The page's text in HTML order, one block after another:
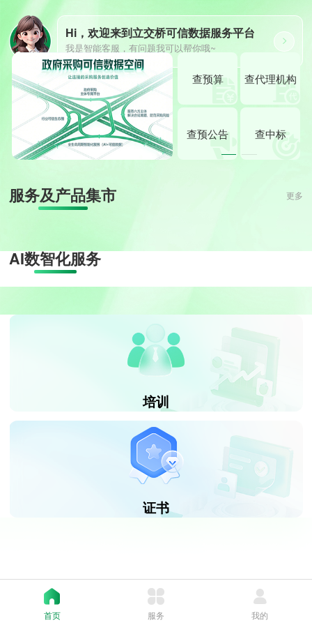
Hi，欢迎来到立交桥可信数据服务平台
我是智能客服，有问题我可以帮你哦~
查预算
查预公告
查代理机构
查中标
服务及产品集市 更多
AI数智化服务
培训
证书
首页 服务 我的